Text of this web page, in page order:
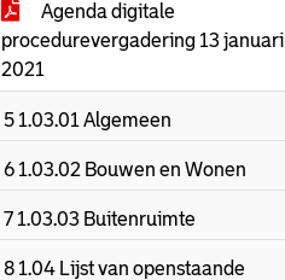
Agenda digitale
procedurevergadering 13 januari
2021
5 1.03.01 Algemeen
6 1.03.02 Bouwen en Wonen
7 1.03.03 Buitenruimte
8 1.04 Lijst van openstaande